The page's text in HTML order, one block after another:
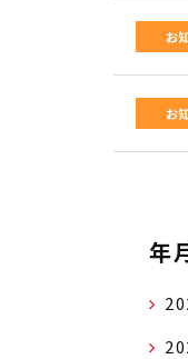
お
お
年